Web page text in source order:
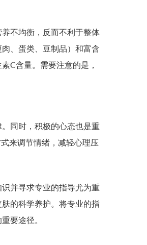
不均衡，反而不利于整体
、蛋类、豆制品）和富含
C含量。需要注意的是，
同时，积极的心态也是重
来调节情绪，减轻心理压
并寻求专业的指导尤为重
的科学养护。将专业的指
要途径。